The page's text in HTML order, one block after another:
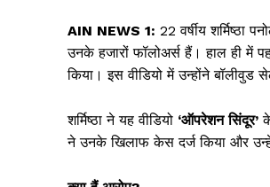
o
o
p
p
AIN NEWS 1: 22 वर्षीय शर्मिष्ठा
उनके हजारों फॉलोअर्स हैं। हाल ही में
किया। इस वीडियो में उन्होंने बॉलीवुड
शर्मिष्ठा ने यह वीडियो ‘ऑपरेशन सिंदूर’
ने उनके खिलाफ केस दर्ज किया और उन्हें